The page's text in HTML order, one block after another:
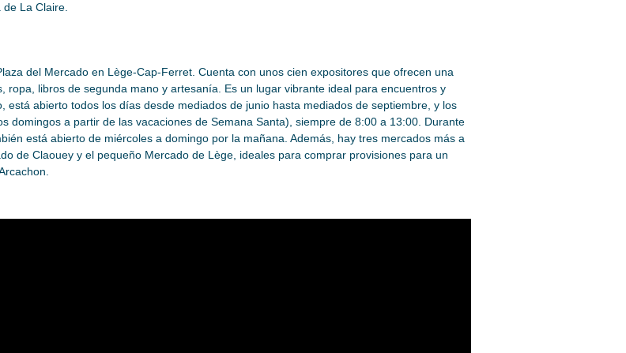
La Claire.
del Mercado en Lège-Cap-Ferret. Cuenta con unos cien expositores que ofrecen una
libros de segunda mano y artesanía. Es un lugar vibrante ideal para encuentros y
abierto todos los días desde mediados de junio hasta mediados de septiembre, y los
domingos a partir de las vacaciones de Semana Santa), siempre de 8:00 a 13:00. Durante
está abierto de miércoles a domingo por la mañana. Además, hay tres mercados más a
de Claouey y el pequeño Mercado de Lège, ideales para comprar provisiones para un